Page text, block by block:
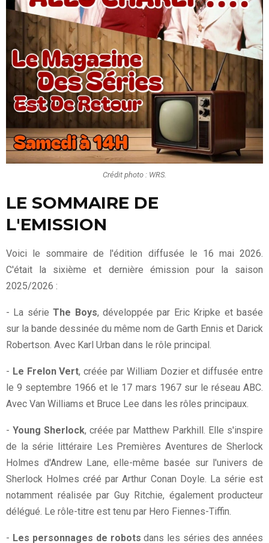
Crédit photo : WRS.
LE SOMMAIRE DE
L'EMISSION
Voici le sommaire de l'édition diffusée le 16 mai 2026.
C'était la sixième et dernière émission pour la saison
2025/2026 :
- La sérieThe Boys, développée par Eric Kripke et basée
sur la bande dessinée du même nom de Garth Ennis et Darick
Robertson. Avec Karl Urban dans le rôle principal.
- Le Frelon Vert, créée par William Dozier et diffusée entre
le 9 septembre 1966 et le 17 mars 1967 sur le réseau ABC.
Avec Van Williams et Bruce Lee dans les rôles principaux.
- Young Sherlock, créée par Matthew Parkhill. Elle s'inspire
de la série littéraire Les Premières Aventures de Sherlock
Holmes d'Andrew Lane, elle-même basée sur l'univers de
Sherlock Holmes créé par Arthur Conan Doyle. La série est
notamment réalisée par Guy Ritchie, également producteur
délégué. Le rôle-titre est tenu par Hero Fiennes-Tiffin.
- Les personnages de robots dans les séries des années